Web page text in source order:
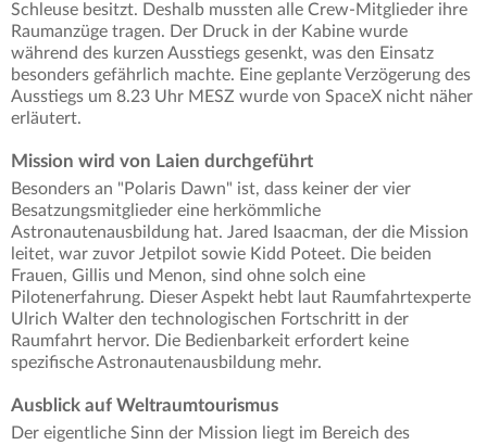
Schleuse besitzt. Deshalb mussten alle Crew-Mitglieder ihre
Raumanzüge tragen. Der Druck in der Kabine wurde
während des kurzen Ausstiegs gesenkt, was den Einsatz
besonders gefährlich machte. Eine geplante Verzögerung des
Ausstiegs um 8.23 Uhr MESZ wurde von SpaceX nicht näher
erläutert.
Mission wird von Laien durchgeführt
Besonders an "Polaris Dawn" ist, dass keiner der vier
Besatzungsmitglieder eine herkömmliche
Astronautenausbildung hat. Jared Isaacman, der die Mission
leitet, war zuvor Jetpilot sowie Kidd Poteet. Die beiden
Frauen, Gillis und Menon, sind ohne solch eine
Pilotenerfahrung. Dieser Aspekt hebt laut Raumfahrtexperte
Ulrich Walter den technologischen Fortschritt in der
Raumfahrt hervor. Die Bedienbarkeit erfordert keine
spezifische Astronautenausbildung mehr.
Ausblick auf Weltraumtourismus
Der eigentliche Sinn der Mission liegt im Bereich des